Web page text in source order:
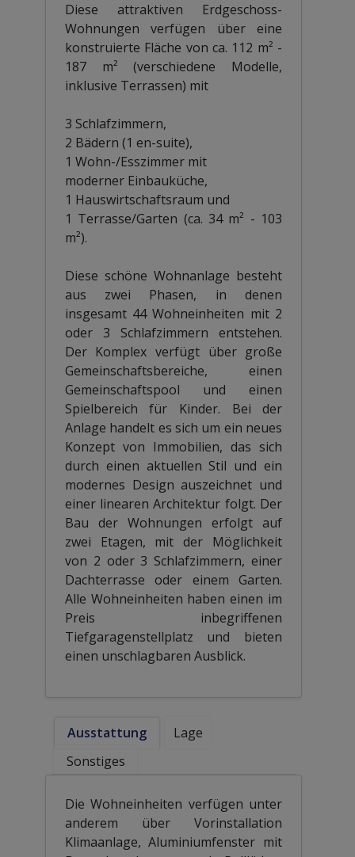
Diese attraktiven Erdgeschoss-
Wohnungen verfügen über eine
konstruierte Fläche von ca. 112 m² -
187 m² (verschiedene Modelle,
inklusive Terrassen) mit
3 Schlafzimmern,
2 Bädern (1 en-suite),
1 Wohn-/Esszimmer mit
moderner Einbauküche,
1 Hauswirtschaftsraum und
1 Terrasse/Garten (ca. 34 m² - 103
m²).
Diese schöne Wohnanlage besteht
aus zwei Phasen, in denen
insgesamt 44 Wohneinheiten mit 2
oder 3 Schlafzimmern entstehen.
Der Komplex verfügt über große
Gemeinschaftsbereiche, einen
Gemeinschaftspool und einen
Spielbereich für Kinder. Bei der
Anlage handelt es sich um ein neues
Konzept von Immobilien, das sich
durch einen aktuellen Stil und ein
modernes Design auszeichnet und
einer linearen Architektur folgt. Der
Bau der Wohnungen erfolgt auf
zwei Etagen, mit der Möglichkeit
von 2 oder 3 Schlafzimmern, einer
Dachterrasse oder einem Garten.
Alle Wohneinheiten haben einen im
Preis inbegriffenen
Tiefgaragenstellplatz und bieten
einen unschlagbaren Ausblick.
Ausstattung
Lage
Sonstiges
Die Wohneinheiten verfügen unter
anderem über Vorinstallation
Klimaanlage, Aluminiumfenster mit